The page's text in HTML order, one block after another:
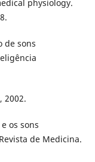
physiology.
de sons
2002.
os sons
de Medicina.